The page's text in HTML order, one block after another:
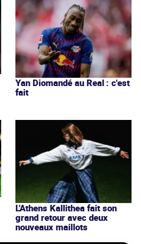
Yan Diomandé au Real : c'est
fait
L'Athens Kallithea fait son
grand retour avec deux
nouveaux maillots